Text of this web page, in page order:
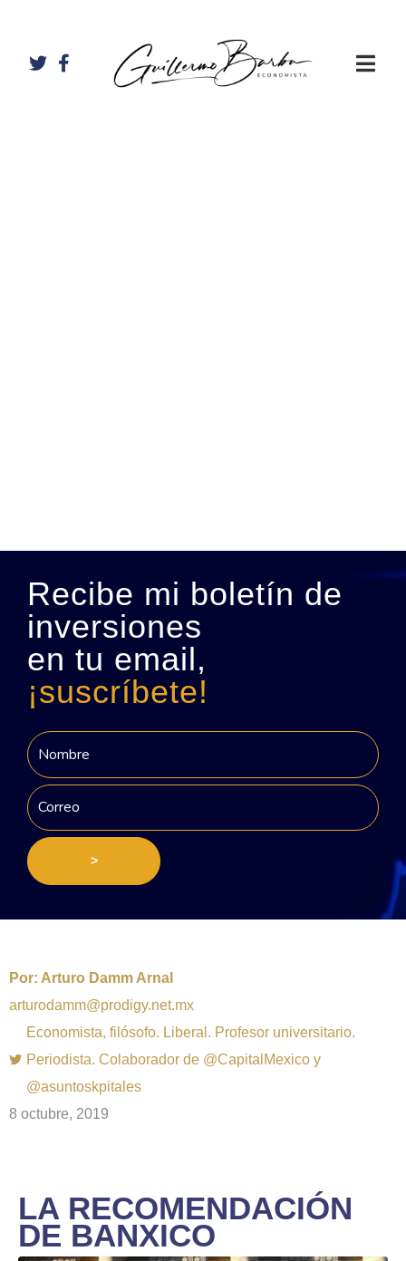
Recibe mi boletín de
inversiones
en tu email,
¡suscríbete!
>
Por: Arturo Damm Arnal
arturodamm@prodigy.net.mx
Economista, filósofo. Liberal. Profesor universitario.
Periodista. Colaborador de @CapitalMexico y
@asuntoskpitales
8 octubre, 2019
LA RECOMENDACIÓN
DE BANXICO